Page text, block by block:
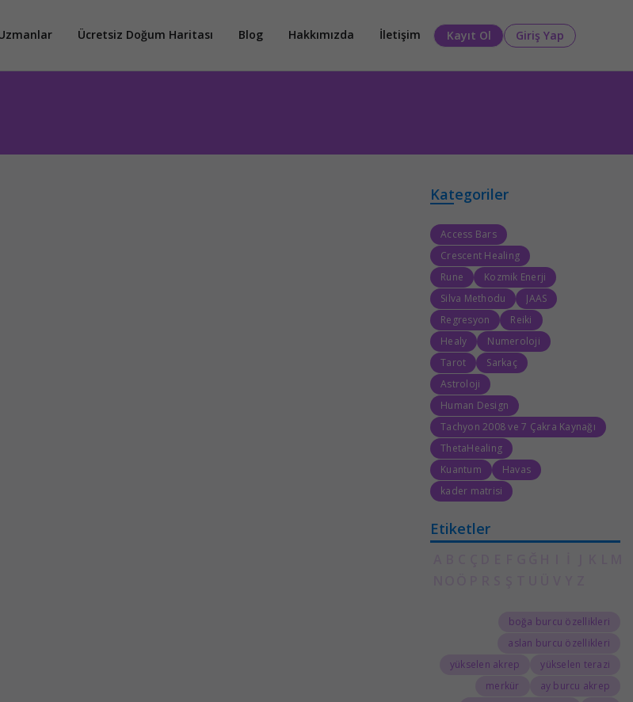
Ücretsiz Doğum Haritası Blog Hakkımızda İletişim Kayıt Ol Giriş Yap
Kategoriler
Access Bars
Crescent Healing
Rune
Kozmik Enerji
Silva Methodu
JAAS
Regresyon
Reiki
Healy
Numeroloji
Tarot
Sarkaç
Astroloji
Human Design
Tachyon 2008 ve 7 Çakra Kaynağı
ThetaHealing
Kuantum
Havas
kader matrisi
Etiketler
boğa burcu özellikleri
aslan burcu özellikleri
yükselen terazi
yükselen akrep
ay burcu akrep
merkür